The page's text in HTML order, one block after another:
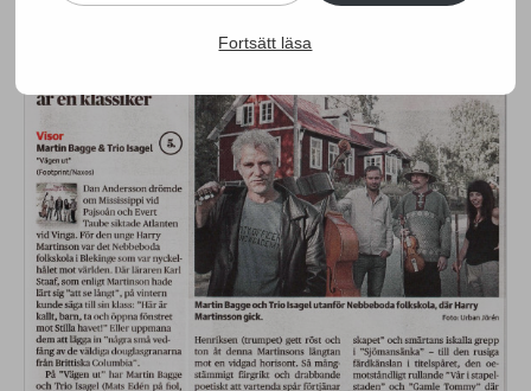
admin•29 januari, 2014•0 Comments
Fortsätt läsa